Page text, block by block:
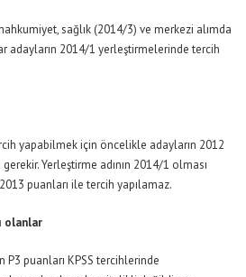
sağlık (2014/3) ve merkezi alımda
adayların 2014/1 yerleştirmelerinde tercih
yapabilmek için öncelikle adayların 2012
Yerleştirme adının 2014/1 olması
2013 puanları ile tercih yapılamaz.
olanlar
P3 puanları KPSS tercihlerinde